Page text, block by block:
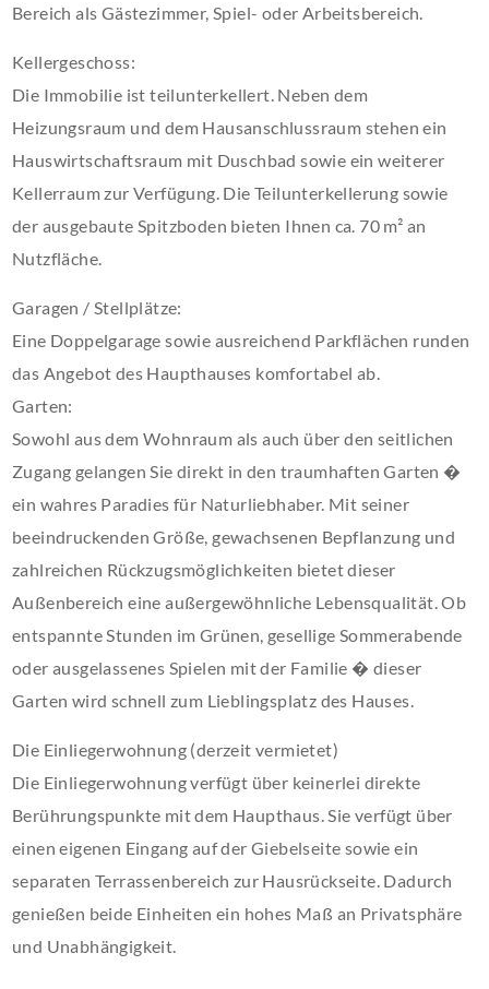
Bereich als Gästezimmer, Spiel- oder Arbeitsbereich.
Kellergeschoss:
Die Immobilie ist teilunterkellert. Neben dem
Heizungsraum und dem Hausanschlussraum stehen ein
Hauswirtschaftsraum mit Duschbad sowie ein weiterer
Kellerraum zur Verfügung. Die Teilunterkellerung sowie
der ausgebaute Spitzboden bieten Ihnen ca. 70 m² an
Nutzfläche.
Garagen / Stellplätze:
Eine Doppelgarage sowie ausreichend Parkflächen runden
das Angebot des Haupthauses komfortabel ab.
Garten:
Sowohl aus dem Wohnraum als auch über den seitlichen
Zugang gelangen Sie direkt in den traumhaften Garten �
ein wahres Paradies für Naturliebhaber. Mit seiner
beeindruckenden Größe, gewachsenen Bepflanzung und
zahlreichen Rückzugsmöglichkeiten bietet dieser
Außenbereich eine außergewöhnliche Lebensqualität. Ob
entspannte Stunden im Grünen, gesellige Sommerabende
oder ausgelassenes Spielen mit der Familie � dieser
Garten wird schnell zum Lieblingsplatz des Hauses.
Die Einliegerwohnung (derzeit vermietet)
Die Einliegerwohnung verfügt über keinerlei direkte
Berührungspunkte mit dem Haupthaus. Sie verfügt über
einen eigenen Eingang auf der Giebelseite sowie ein
separaten Terrassenbereich zur Hausrückseite. Dadurch
genießen beide Einheiten ein hohes Maß an Privatsphäre
und Unabhängigkeit.